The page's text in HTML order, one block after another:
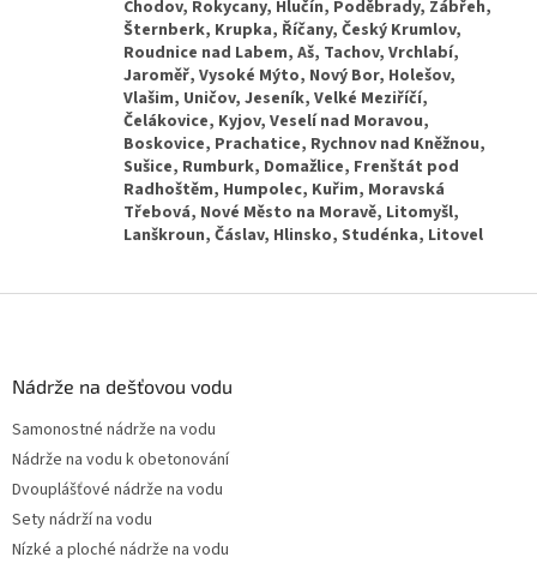
Nádrže na dešťovou vodu
Samonostné nádrže na vodu
Nádrže na vodu k obetonování
Dvouplášťové nádrže na vodu
Sety nádrží na vodu
Nízké a ploché nádrže na vodu